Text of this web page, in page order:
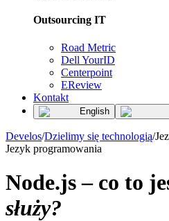
Outsourcing IT
Road Metric
Dell YourID
Centerpoint
EReview
Kontakt
English
Develos/Dzielimy się technologią/
Jezyk programowania
Node.js – co to
służy?